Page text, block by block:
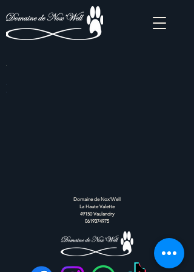
Domaine de Nox'Well
La Haute Valette
49150 Vaulandry
0619374975